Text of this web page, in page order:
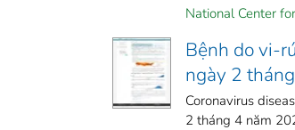
National Center
Bệnh do vi-
ngày 2
Coronavirus
2 tháng 4 năm